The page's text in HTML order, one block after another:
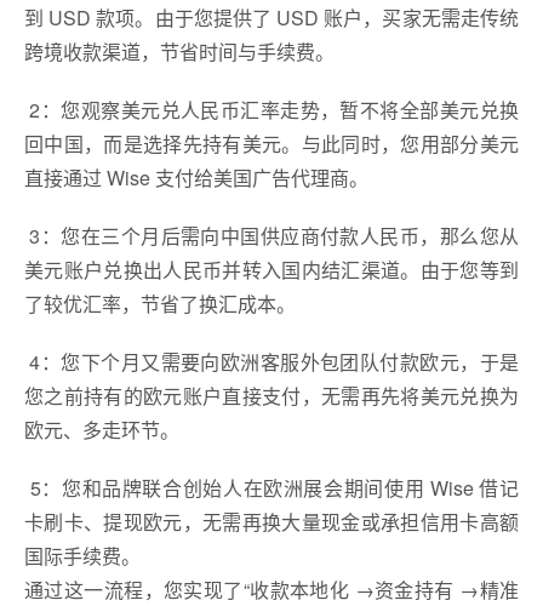
到 USD 款项。由于您提供了 USD 账户，买家无需走传统
跨境收款渠道，节省时间与手续费。
2：您观察美元兑人民币汇率走势，暂不将全部美元兑换
回中国，而是选择先持有美元。与此同时，您用部分美元
直接通过 Wise 支付给美国广告代理商。
3：您在三个月后需向中国供应商付款人民币，那么您从
美元账户兑换出人民币并转入国内结汇渠道。由于您等到
了较优汇率，节省了换汇成本。
4：您下个月又需要向欧洲客服外包团队付款欧元，于是
您之前持有的欧元账户直接支付，无需再先将美元兑换为
欧元、多走环节。
5：您和品牌联合创始人在欧洲展会期间使用 Wise 借记
卡刷卡、提现欧元，无需再换大量现金或承担信用卡高额
国际手续费。
通过这一流程，您实现了“收款本地化 →资金持有 →精准